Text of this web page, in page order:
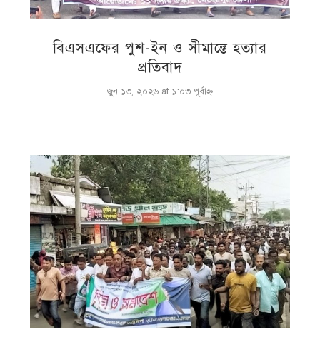
বিএসএফের পুশ-ইন ও সীমান্তে হত্যার
প্রতিবাদ
জুন ১৩, ২০২৬ at ১:০৩ পূর্বাহ্ণ